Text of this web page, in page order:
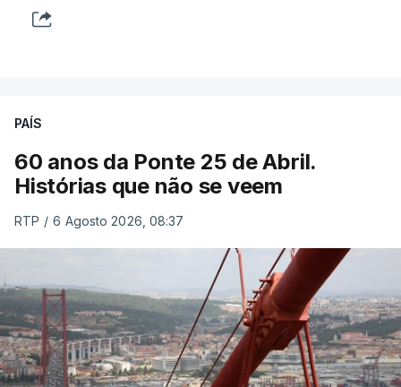
PAÍS
60 anos da Ponte 25 de Abril.
Histórias que não se veem
RTP / 6 Agosto 2026, 08:37